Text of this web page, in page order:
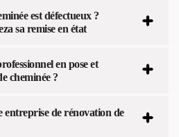
est défectueux ?
sa remise en état
en pose et
cheminée ?
entreprise de rénovation de